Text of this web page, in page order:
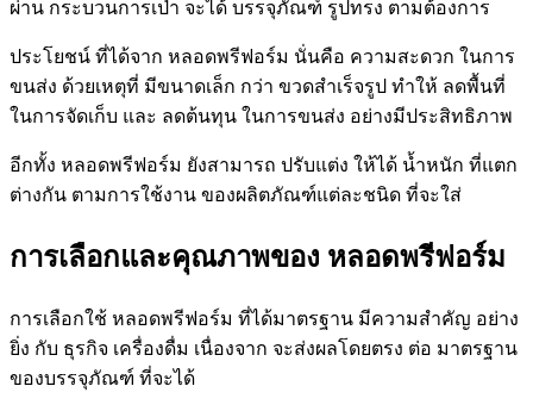
ผ่าน กระบวนการเป่า จะได้ บรรจุภัณฑ์ รูปทรง ตามต้องการ
ประโยชน์ ที่ได้จาก หลอดพรีฟอร์ม นั่นคือ ความสะดวก ในการ
ขนส่ง ด้วยเหตุที่ มีขนาดเล็ก กว่า ขวดสำเร็จรูป ทำให้ ลดพื้นที่
ในการจัดเก็บ และ ลดต้นทุน ในการขนส่ง อย่างมีประสิทธิภาพ
อีกทั้ง หลอดพรีฟอร์ม ยังสามารถ ปรับแต่ง ให้ได้ น้ำหนัก ที่แตก
ต่างกัน ตามการใช้งาน ของผลิตภัณฑ์แต่ละชนิด ที่จะใส่
การเลือกและคุณภาพของ หลอดพรีฟอร์ม
การเลือกใช้ หลอดพรีฟอร์ม ที่ได้มาตรฐาน มีความสำคัญ อย่าง
ยิ่ง กับ ธุรกิจ เครื่องดื่ม เนื่องจาก จะส่งผลโดยตรง ต่อ มาตรฐาน
ของบรรจุภัณฑ์ ที่จะได้